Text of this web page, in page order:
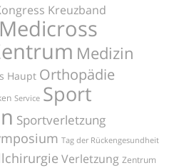
Kreuzband
Medicross
Medizin
Haupt Orthopädie
Service Sport
Sportverletzung
Tag der Rückengesundheit
Verletzung Zentrum